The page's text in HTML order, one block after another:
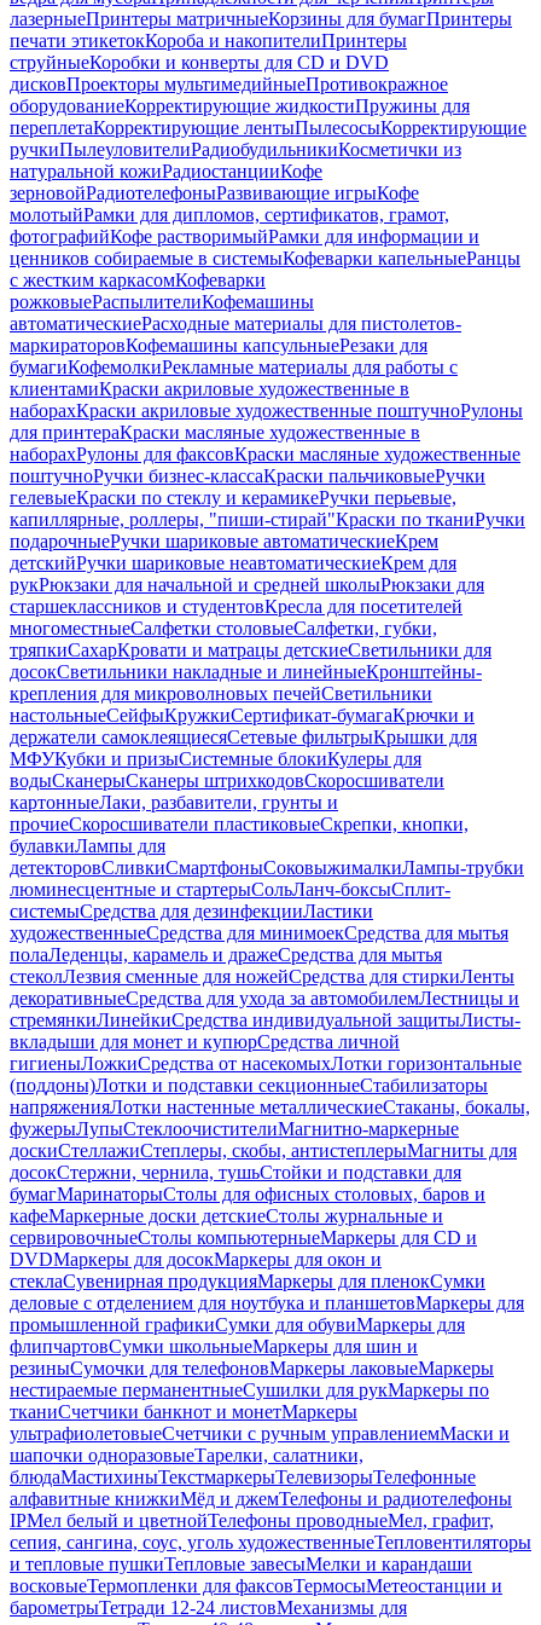
лазерныеПринтеры матричныеКорзины для бумагПринтеры
печати этикетокКороба и накопителиПринтеры
струйныеКоробки и конверты для CD и DVD
дисковПроекторы мультимедийныеПротивокражное
оборудованиеКорректирующие жидкостиПружины для
переплетаКорректирующие лентыПылесосыКорректирующие
ручкиПылеуловителиРадиобудильникиКосметички из
натуральной кожиРадиостанцииКофе
зерновойРадиотелефоныРазвивающие игрыКофе
молотыйРамки для дипломов, сертификатов, грамот,
фотографийКофе растворимыйРамки для информации и
ценников собираемые в системыКофеварки капельныеРанцы
с жестким каркасомКофеварки
рожковыеРаспылителиКофемашины
автоматическиеРасходные материалы для пистолетов-
маркираторовКофемашины капсульныеРезаки для
бумагиКофемолкиРекламные материалы для работы с
клиентамиКраски акриловые художественные в
наборахКраски акриловые художественные поштучноРулоны
для принтераКраски масляные художественные в
наборахРулоны для факсовКраски масляные художественные
поштучноРучки бизнес-классаКраски пальчиковыеРучки
гелевыеКраски по стеклу и керамикеРучки перьевые,
капиллярные, роллеры, "пиши-стирай"Краски по тканиРучки
подарочныеРучки шариковые автоматическиеКрем
детскийРучки шариковые неавтоматическиеКрем для
рукРюкзаки для начальной и средней школыРюкзаки для
старшеклассников и студентовКресла для посетителей
многоместныеСалфетки столовыеСалфетки, губки,
тряпкиСахарКровати и матрацы детскиеСветильники для
досокСветильники накладные и линейныеКронштейны-
крепления для микроволновых печейСветильники
настольныеСейфыКружкиСертификат-бумагаКрючки и
держатели самоклеящиесяСетевые фильтрыКрышки для
МФУКубки и призыСистемные блокиКулеры для
водыСканерыСканеры штрихкодовСкоросшиватели
картонныеЛаки, разбавители, грунты и
прочиеСкоросшиватели пластиковыеСкрепки, кнопки,
булавкиЛампы для
детекторовСливкиСмартфоныСоковыжималкиЛампы-трубки
люминесцентные и стартерыСольЛанч-боксыСплит-
системыСредства для дезинфекцииЛастики
художественныеСредства для минимоекСредства для мытья
полаЛеденцы, карамель и дражеСредства для мытья
стеколЛезвия сменные для ножейСредства для стиркиЛенты
декоративныеСредства для ухода за автомобилемЛестницы и
стремянкиЛинейкиСредства индивидуальной защитыЛисты-
вкладыши для монет и купюрСредства личной
гигиеныЛожкиСредства от насекомыхЛотки горизонтальные
(поддоны)Лотки и подставки секционныеСтабилизаторы
напряженияЛотки настенные металлическиеСтаканы, бокалы,
фужерыЛупыСтеклоочистителиМагнитно-маркерные
доскиСтеллажиСтеплеры, скобы, антистеплерыМагниты для
досокСтержни, чернила, тушьСтойки и подставки для
бумагМаринаторыСтолы для офисных столовых, баров и
кафеМаркерные доски детскиеСтолы журнальные и
сервировочныеСтолы компьютерныеМаркеры для CD и
DVDМаркеры для досокМаркеры для окон и
стеклаСувенирная продукцияМаркеры для пленокСумки
деловые с отделением для ноутбука и планшетовМаркеры для
промышленной графикиСумки для обувиМаркеры для
флипчартовСумки школьныеМаркеры для шин и
резиныСумочки для телефоновМаркеры лаковыеМаркеры
нестираемые перманентныеСушилки для рукМаркеры по
тканиСчетчики банкнот и монетМаркеры
ультрафиолетовыеСчетчики с ручным управлениемМаски и
шапочки одноразовыеТарелки, салатники,
блюдаМастихиныТекстмаркерыТелевизорыТелефонные
алфавитные книжкиМёд и джемТелефоны и радиотелефоны
IPМел белый и цветнойТелефоны проводныеМел, графит,
сепия, сангина, соус, уголь художественныеТепловентиляторы
и тепловые пушкиТепловые завесыМелки и карандаши
восковыеТермопленки для факсовТермосыМетеостанции и
барометрыТетради 12-24 листовМеханизмы для